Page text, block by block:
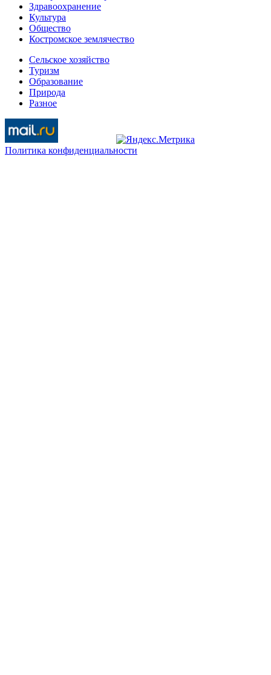
Здравоохранение
Культура
Общество
Костромское землячество
Сельское хозяйство
Туризм
Образование
Природа
Разное
Политика конфиденциальности